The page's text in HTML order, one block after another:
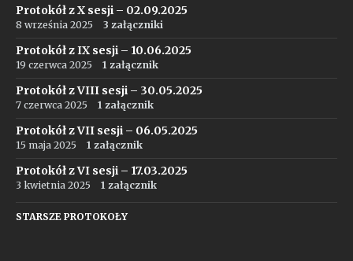
Protokół z X sesji – 02.09.2025
8 września 2025 3 załączniki
Protokół z IX sesji – 10.06.2025
19 czerwca 2025 1 załącznik
Protokół z VIII sesji – 30.05.2025
7 czerwca 2025 1 załącznik
Protokół z VII sesji – 06.05.2025
15 maja 2025 1 załącznik
Protokół z VI sesji – 17.03.2025
3 kwietnia 2025 1 załącznik
STARSZE PROTOKOŁY